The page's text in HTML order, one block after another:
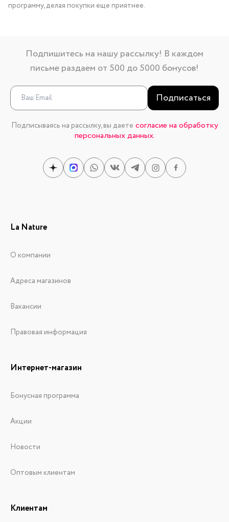
программу, делая покупки еще приятнее.
Подпишитесь на нашу рассылку! В каждом
письме раздаем от 500 до 5000 бонусов!
Подписаться
Подписываясь на рассылку, вы даете согласие на обработку
персональных данных.
La Nature
О компании
Адреса магазинов
Вакансии
Правовая информация
Интернет-магазин
Бонусная программа
Акции
Новости
Оптовым клиентам
Клиентам